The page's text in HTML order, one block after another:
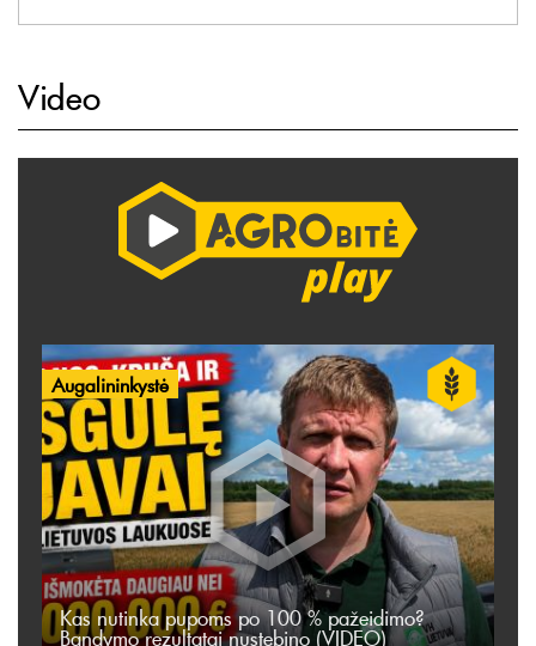
Video
Augalininkystė
Kas nutinka pupoms po 100 % pažeidimo?
Bandymo rezultatai nustebino (VIDEO)